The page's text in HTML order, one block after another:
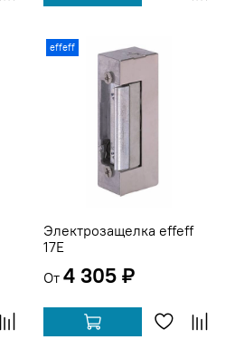
effeff
Электрозащелка effeff
17E
От 4 305 ₽